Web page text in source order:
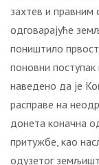
захтев и правним
одговарајуће
поништило
поновни
наведено да је
расправе на
донета коначна
притужбе, као
одузетог